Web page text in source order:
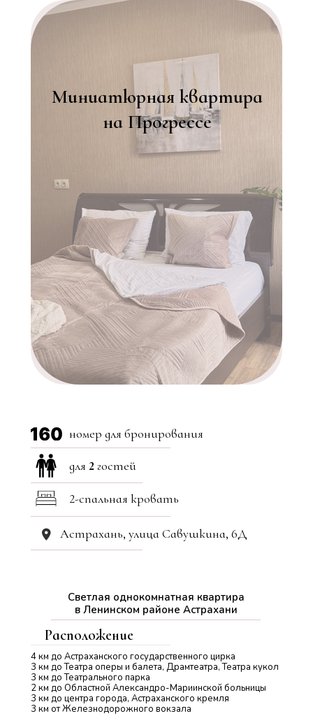
Миниатюрная квартира
на Прогрессе
Светлая однокомнатная квартира
в Ленинском районе Астрахани
Расположение
4 км до Астраханского государственного цирка
3 км до Театра оперы и балета, Драмтеатра, Театра кукол
3 км до Театрального парка
2 км до Областной Александро-Мариинской больницы
3 км до центра города, Астраханского кремля
3 км от Железнодорожного вокзала
для 2 гостей
номер для бронирования
2-спальная кровать
Астрахань, улица Савушкина, 6Д